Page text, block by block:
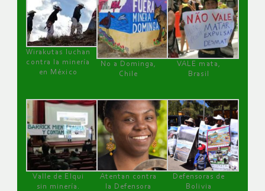
Wirakutas luchan
contra la minería
en México
No a Dominga,
Chile
VALE mata,
Brasil
Valle de Elqui
sin minería.
Atentan contra
la Defensora
Defensoras de
Bolivia